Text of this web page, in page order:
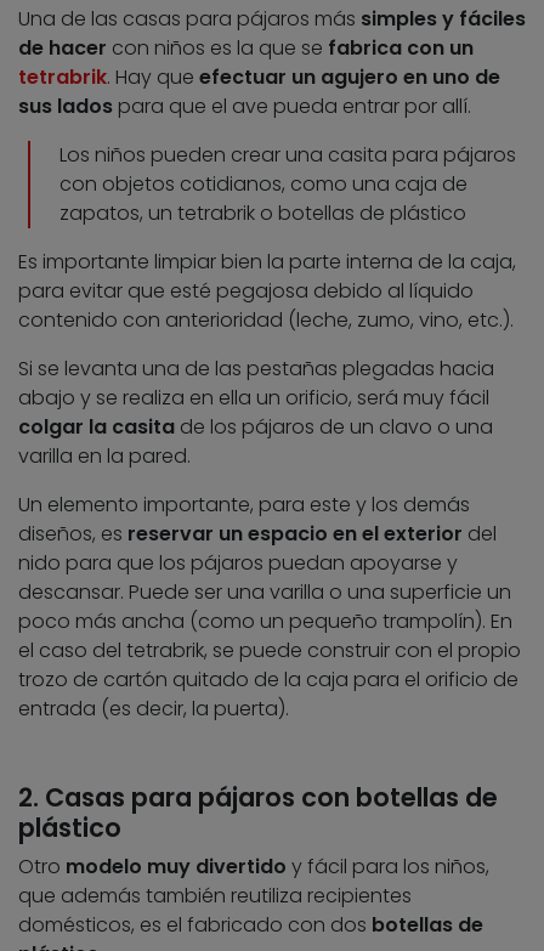
Una de las casas para pájaros más simples y fáciles
de hacer con niños es la que se fabrica con un
tetrabrik. Hay que efectuar un agujero en uno de
sus lados para que el ave pueda entrar por allí.
Los niños pueden crear una casita para pájaros
con objetos cotidianos, como una caja de
zapatos, un tetrabrik o botellas de plástico
Es importante limpiar bien la parte interna de la caja,
para evitar que esté pegajosa debido al líquido
contenido con anterioridad (leche, zumo, vino, etc.).
Si se levanta una de las pestañas plegadas hacia
abajo y se realiza en ella un orificio, será muy fácil
colgar la casita de los pájaros de un clavo o una
varilla en la pared.
Un elemento importante, para este y los demás
diseños, es reservar un espacio en el exterior del
nido para que los pájaros puedan apoyarse y
descansar. Puede ser una varilla o una superficie un
poco más ancha (como un pequeño trampolín). En
el caso del tetrabrik, se puede construir con el propio
trozo de cartón quitado de la caja para el orificio de
entrada (es decir, la puerta).
2. Casas para pájaros con botellas de
plástico
Otro modelo muy divertido y fácil para los niños,
que además también reutiliza recipientes
domésticos, es el fabricado con dos botellas de